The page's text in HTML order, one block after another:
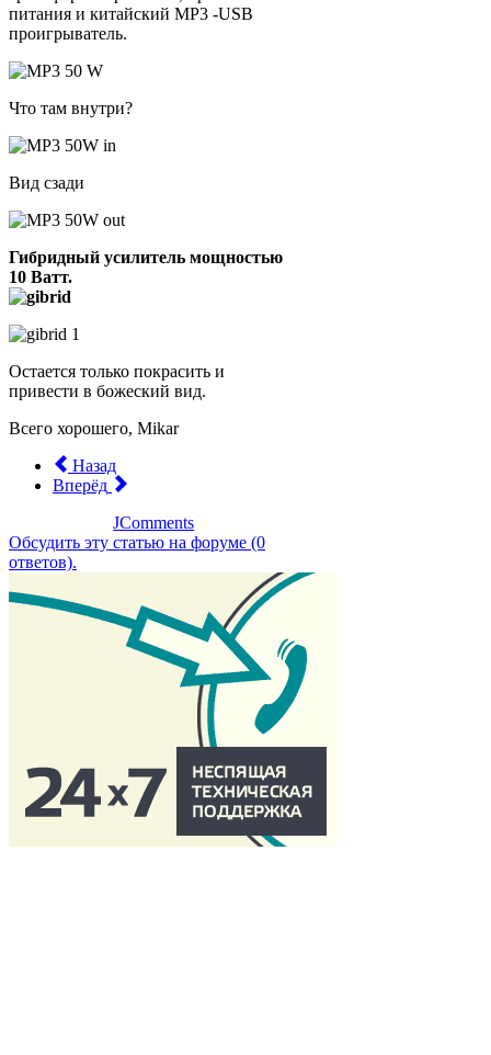
питания и китайский MP3 -USB
проигрыватель.
Что там внутри?
Вид сзади
Гибридный усилитель мощностью
10 Ватт.
Остается только покрасить и
привести в божеский вид.
Всего хорошего, Mikar
Назад
Вперёд
JComments
Обсудить эту статью на форуме (0
ответов).